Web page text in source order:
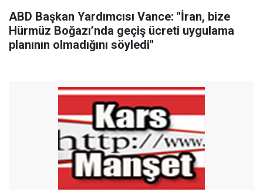
ABD Başkan Yardımcısı Vance: "İran, bize
Hürmüz Boğazı’nda geçiş ücreti uygulama
planının olmadığını söyledi"